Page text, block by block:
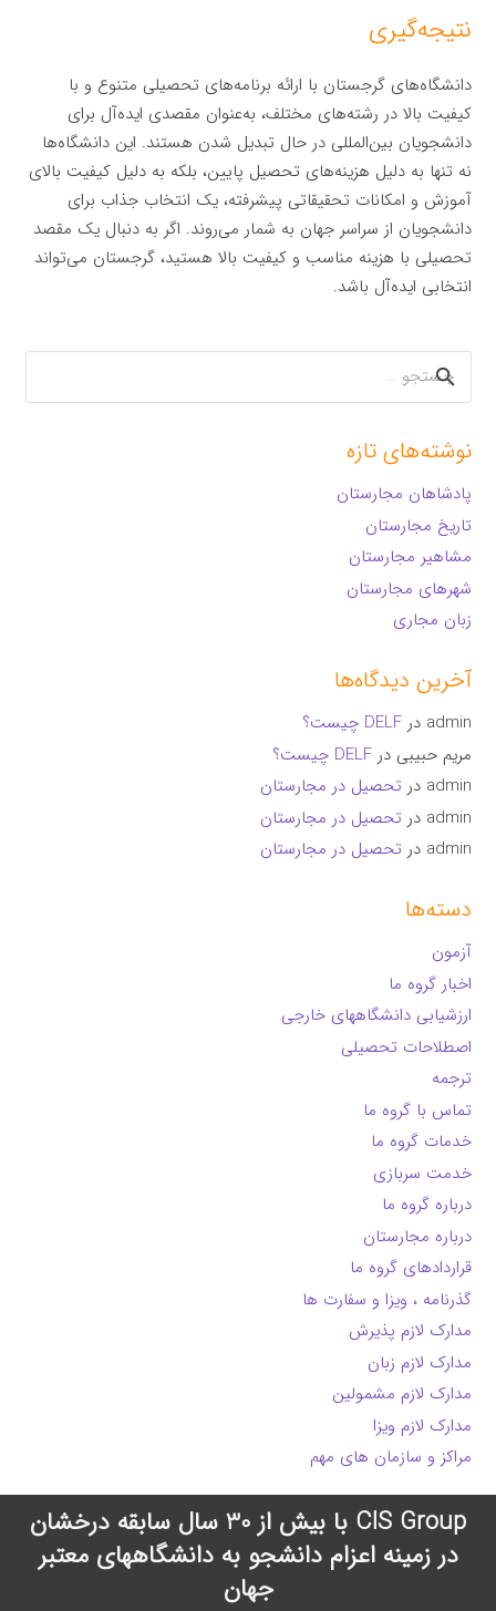
نتیجه‌گیری
دانشگاه‌های گرجستان با ارائه برنامه‌های تحصیلی متنوع و با
کیفیت بالا در رشته‌های مختلف، به‌عنوان مقصدی ایده‌آل برای
دانشجویان بین‌المللی در حال تبدیل شدن هستند. این دانشگاه‌ها
نه تنها به دلیل هزینه‌های تحصیل پایین، بلکه به دلیل کیفیت بالای
آموزش و امکانات تحقیقاتی پیشرفته، یک انتخاب جذاب برای
دانشجویان از سراسر جهان به شمار می‌روند. اگر به دنبال یک مقصد
تحصیلی با هزینه مناسب و کیفیت بالا هستید، گرجستان می‌تواند
انتخابی ایده‌آل باشد.
جستجو
برای:
نوشته‌های تازه
پادشاهان مجارستان
تاریخ مجارستان
مشاهیر مجارستان
شهرهای مجارستان
زبان مجاری
آخرین دیدگاه‌ها
admin درDELF چیست؟
مریم حبیبی درDELF چیست؟
admin در تحصیل در مجارستان
admin در تحصیل در مجارستان
admin در تحصیل در مجارستان
دسته‌ها
آزمون
اخبار گروه ما
ارزشیابی دانشگاههای خارجی
اصطلاحات تحصیلی
ترجمه
تماس با گروه ما
خدمات گروه ما
خدمت سربازی
درباره گروه ما
درباره مجارستان
قراردادهای گروه ما
گذرنامه ، ویزا و سفارت ها
مدارک لازم پذیرش
مدارک لازم زبان
مدارک لازم مشمولین
مدارک لازم ویزا
مراکز و سازمان های مهم
CIS Group با بیش از 30 سال سابقه درخشان
در زمینه اعزام دانشجو به دانشگاههای معتبر
جهان